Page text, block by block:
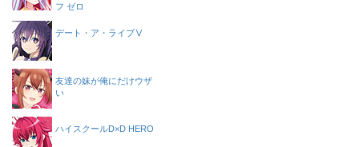
フ ゼロ
デート・ア・ライブⅤ
友達の妹が俺にだけウザ
い
ハイスクールD×D HERO